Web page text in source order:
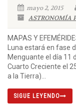
mayo 2, 2015
ASTRONOMÍA
MAPAS Y
Luna estará en fase
Menguante el día 11
Cuarto Creciente el
a la Tierra)...
SIGUE LEYENDO